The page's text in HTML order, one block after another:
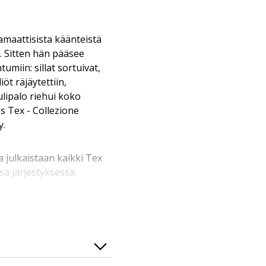
käänteistä
Sitten hän pääsee
sillat sortuivat,
räjäytettiin,
riehui koko
Tex - Collezione
julkaistaan kaikki Tex
järjestyksessä.